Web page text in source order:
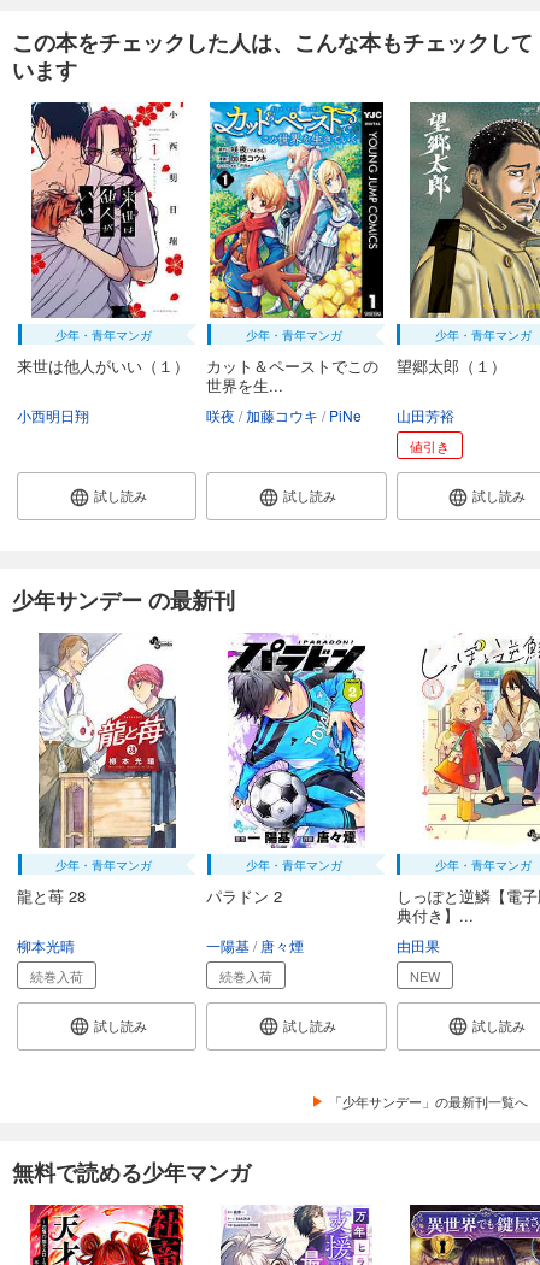
この本をチェックした人は、こんな本もチェックして
います
少年・青年マンガ
来世は他人がいい（１）
小西明日翔
試し読み
少年・青年マンガ
カット＆ペーストでこの
世界を生...
咲夜 加藤コウキ PiNe
試し読み
少年・青年マンガ
望郷太郎（１）
山田芳裕
値引き
試し読み
少年サンデー の最新刊
少年・青年マンガ
龍と苺 28
柳本光晴
続巻入荷
試し読み
少年・青年マンガ
パラドン 2
一陽基 唐々煙
続巻入荷
試し読み
少年・青年マンガ
しっぽと逆鱗【電
典付き】...
由田果
NEW
試し読み
「少年サンデー」の最新刊一覧へ
無料で読める少年マンガ